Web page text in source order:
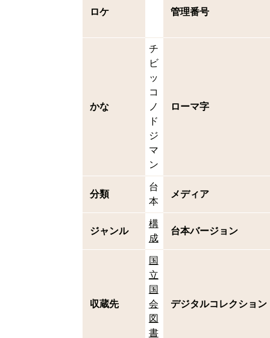
ロケ 管理番号
かな
チ
ビ
ッ
コ
ノ
ド
ジ
マ
ン
ローマ字
分類
台
本
メディア
ジャンル
構
成
台本バージョン
収蔵先
国
立
国
会
図
書
デジタルコレクション